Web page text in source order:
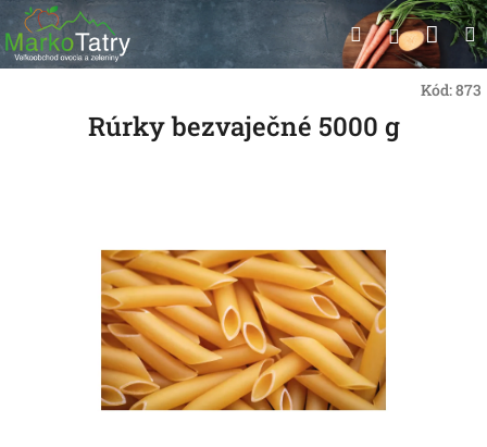
Prejsť
na
obsah
Hľadať
Kód:873
Rúrky bezvaječné 5000 g